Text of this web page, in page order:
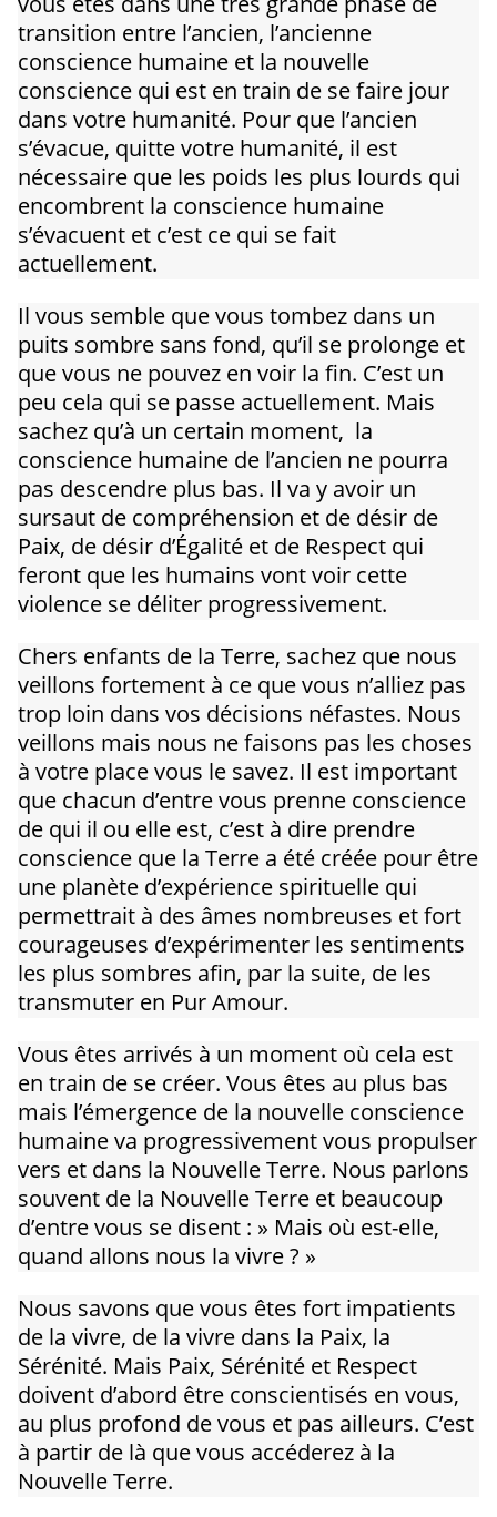
transition entre l’ancien, l’ancienne
conscience humaine et la nouvelle
conscience qui est en train de se faire jour
dans votre humanité. Pour que l’ancien
s’évacue, quitte votre humanité, il est
nécessaire que les poids les plus lourds qui
encombrent la conscience humaine
s’évacuent et c’est ce qui se fait
actuellement.
Il vous semble que vous tombez dans un
puits sombre sans fond, qu’il se prolonge et
que vous ne pouvez en voir la fin. C’est un
peu cela qui se passe actuellement. Mais
sachez qu’à un certain moment, la
conscience humaine de l’ancien ne pourra
pas descendre plus bas. Il va y avoir un
sursaut de compréhension et de désir de
Paix, de désir d’Égalité et de Respect qui
feront que les humains vont voir cette
violence se déliter progressivement.
Chers enfants de la Terre, sachez que nous
veillons fortement à ce que vous n’alliez pas
trop loin dans vos décisions néfastes. Nous
veillons mais nous ne faisons pas les choses
à votre place vous le savez. Il est important
que chacun d’entre vous prenne conscience
de qui il ou elle est, c’est à dire prendre
conscience que la Terre a été créée pour être
une planète d’expérience spirituelle qui
permettrait à des âmes nombreuses et fort
courageuses d’expérimenter les sentiments
les plus sombres afin, par la suite, de les
transmuter en Pur Amour.
Vous êtes arrivés à un moment où cela est
en train de se créer. Vous êtes au plus bas
mais l’émergence de la nouvelle conscience
humaine va progressivement vous propulser
vers et dans la Nouvelle Terre. Nous parlons
souvent de la Nouvelle Terre et beaucoup
d’entre vous se disent : » Mais où est-elle,
quand allons nous la vivre ? »
Nous savons que vous êtes fort impatients
de la vivre, de la vivre dans la Paix, la
Sérénité. Mais Paix, Sérénité et Respect
doivent d’abord être conscientisés en vous,
au plus profond de vous et pas ailleurs. C’est
à partir de là que vous accéderez à la
Nouvelle Terre.